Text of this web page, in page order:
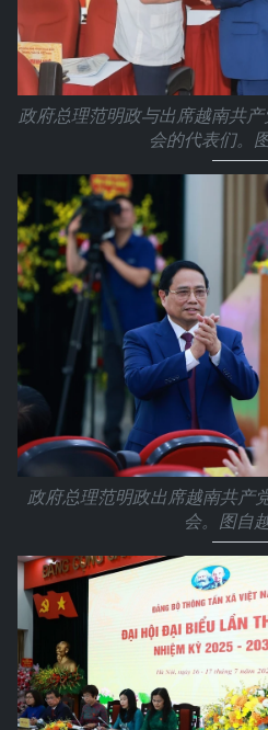
政府总理范明政与出席越南共
会的代表们。
政府总理范明政出席越南共产
会。图自